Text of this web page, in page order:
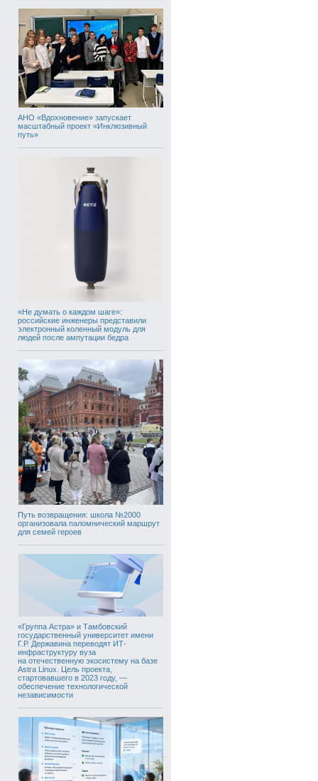
АНО «Вдохновение» запускает
масштабный проект «Инклюзивный
путь»
«Не думать о каждом шаге»:
российские инженеры представили
электронный коленный модуль для
людей после ампутации бедра
Путь возвращения: школа №2000
организовала паломнический маршрут
для семей героев
«Группа Астра» и Тамбовский
государственный университет имени
Г.Р. Державина переводят ИТ-
инфраструктуру вуза
на отечественную экосистему на базе
Astra Linux. Цель проекта,
стартовавшего в 2023 году, —
обеспечение технологической
независимости